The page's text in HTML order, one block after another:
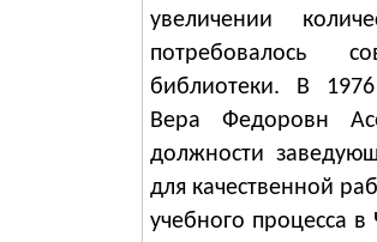
увеличении
потребовалось
библиотеки. В
Вера Федоровн
должности
для качественной
учебного процесса